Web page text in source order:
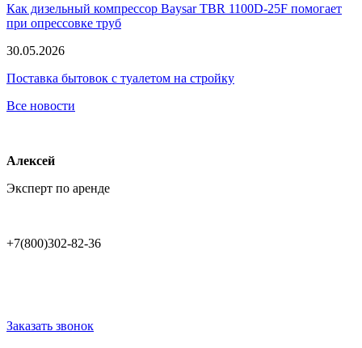
Как дизельный компрессор Baysar TBR 1100D-25F помогает
при опрессовке труб
30.05.2026
Поставка бытовок с туалетом на стройку
Все новости
Алексей
Эксперт по аренде
+7(800)302-82-36
Заказать звонок